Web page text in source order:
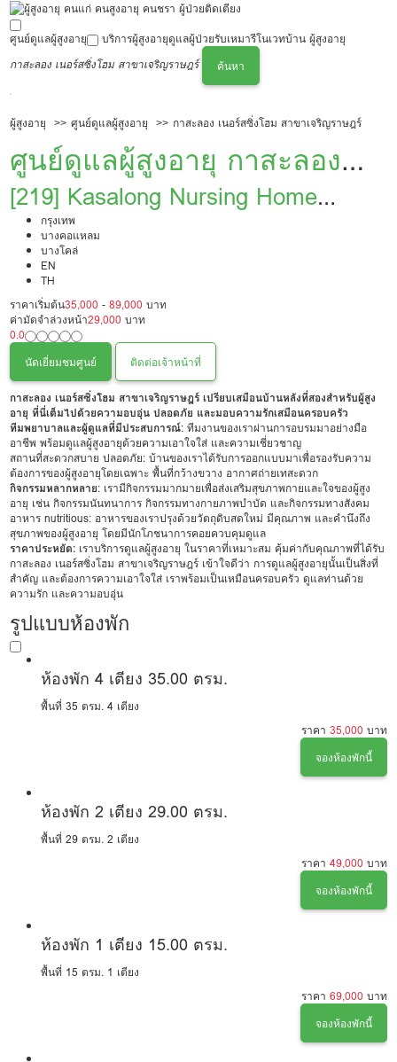
ศูนย์ดูแลผู้สูงอายุ บริการผู้สูงอายุดูแลผู้ป่วยรับเหมารีโนเวทบ้าน ผู้สูงอายุ
กาสะลอง เนอร์สซิ่งโฮม สาขาเจริญราษฎร์
ค้นหา
ผู้สูงอายุ ศูนย์ดูแลผู้สูงอายุ กาสะลอง เนอร์สซิ่งโฮม สาขาเจริญราษฎร์
ศูนย์ดูแลผู้สูงอายุ กาสะลอง
เนอร์สซิ่งโฮม สาขาเจริญ
ราษฎร์
[219] Kasalong Nursing Home
Charoen Rat Branch
กรุงเทพ
บางคอแหลม
บางโคล่
EN
TH
ราคาเริ่มต้น35,000 -89,000 บาท
ค่ามัดจำล่วงหน้า29,000 บาท
0.0
นัดเยี่ยมชมศูนย์
ติดต่อเจ้าหน้าที่
กาสะลอง เนอร์สซิ่งโฮม สาขาเจริญราษฎร์ เปรียบเสมือนบ้านหลังที่สองสำหรับผู้สูง
อายุ ที่นี่เต็มไปด้วยความอบอุ่น ปลอดภัย และมอบความรักเสมือนครอบครัว
ทีมพยาบาลและผู้ดูแลที่มีประสบการณ์: ทีมงานของเราผ่านการอบรมมาอย่างมือ
อาชีพ พร้อมดูแลผู้สูงอายุด้วยความเอาใจใส่ และความเชี่ยวชาญ
สถานที่สะดวกสบาย ปลอดภัย: บ้านของเราได้รับการออกแบบมาเพื่อรองรับความ
ต้องการของผู้สูงอายุโดยเฉพาะ พื้นที่กว้างขวาง อากาศถ่ายเทสะดวก
กิจกรรมหลากหลาย: เรามีกิจกรรมมากมายเพื่อส่งเสริมสุขภาพกายและใจของผู้สูง
อายุ เช่น กิจกรรมนันทนาการ กิจกรรมทางกายภาพบำบัด และกิจกรรมทางสังคม
อาหาร nutritious: อาหารของเราปรุงด้วยวัตถุดิบสดใหม่ มีคุณภาพ และคำนึงถึง
สุขภาพของผู้สูงอายุ โดยมีนักโภชนาการคอยควบคุมดูแล
ราคาประหยัด: เราบริการดูแลผู้สูงอายุ ในราคาที่เหมาะสม คุ้มค่ากับคุณภาพที่ได้รับ
กาสะลอง เนอร์สซิ่งโฮม สาขาเจริญราษฎร์ เข้าใจดีว่า การดูแลผู้สูงอายุนั้นเป็นสิ่งที่
สำคัญ และต้องการความเอาใจใส่ เราพร้อมเป็นเหมือนครอบครัว ดูแลท่านด้วย
ความรัก และความอบอุ่น
รูปแบบห้องพัก
ห้องพัก 4 เตียง 35.00 ตรม.
พื้นที่ 35 ตรม. 4 เตียง
ราคา 35,000 บาท
จองห้องพักนี้
ห้องพัก 2 เตียง 29.00 ตรม.
พื้นที่ 29 ตรม. 2 เตียง
ราคา 49,000 บาท
จองห้องพักนี้
ห้องพัก 1 เตียง 15.00 ตรม.
พื้นที่ 15 ตรม. 1 เตียง
ราคา 69,000 บาท
จองห้องพักนี้